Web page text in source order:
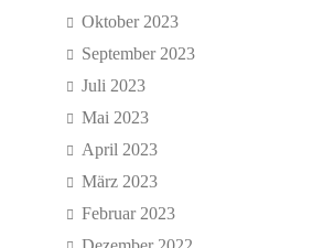
Oktober 2023
September 2023
Juli 2023
Mai 2023
April 2023
März 2023
Februar 2023